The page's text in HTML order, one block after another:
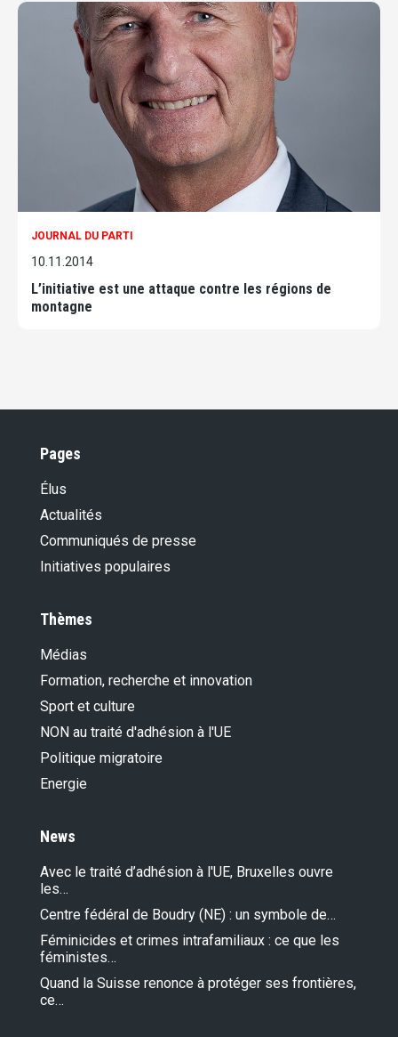
JOURNAL DU PARTI
10.11.2014
L’initiative est une attaque contre les régions de
montagne
Pages
Élus
Actualités
Communiqués de presse
Initiatives populaires
Thèmes
Médias
Formation, recherche et innovation
Sport et culture
NON au traité d'adhésion à l'UE
Politique migratoire
Energie
News
Avec le traité d’adhésion à l'UE, Bruxelles ouvre
les…
Centre fédéral de Boudry (NE) : un symbole de…
Féminicides et crimes intrafamiliaux : ce que les
féministes…
Quand la Suisse renonce à protéger ses frontières,
ce…